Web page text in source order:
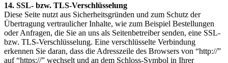
14. SSL- bzw. TLS-Verschlüsselung
Diese Seite nutzt aus Sicherheitsgründen und zum Schutz der
Übertragung vertraulicher Inhalte, wie zum Beispiel Bestellungen
oder Anfragen, die Sie an uns als Seitenbetreiber senden, eine SSL-
bzw. TLS-Verschlüsselung. Eine verschlüsselte Verbindung
erkennen Sie daran, dass die Adresszeile des Browsers von “http://”
auf “https://” wechselt und an dem Schloss-Symbol in Ihrer